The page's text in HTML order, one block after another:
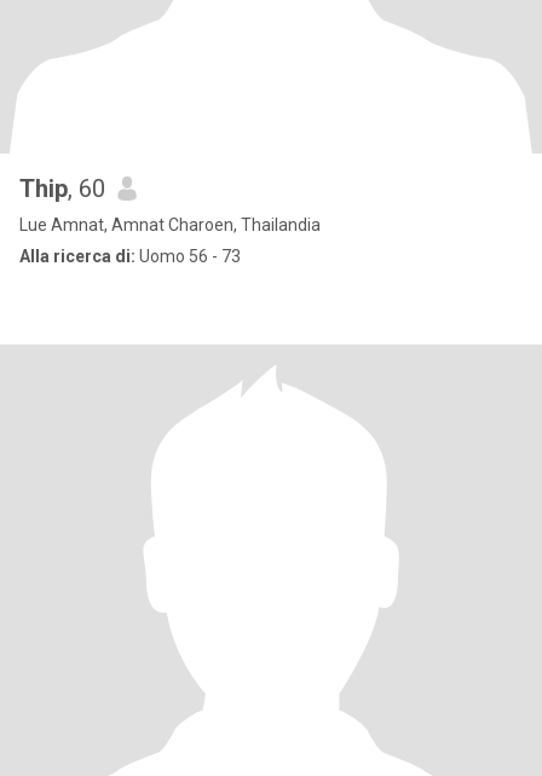
Thip, 60
Lue Amnat, Amnat Charoen, Thailandia
Alla ricerca di: Uomo 56 - 73